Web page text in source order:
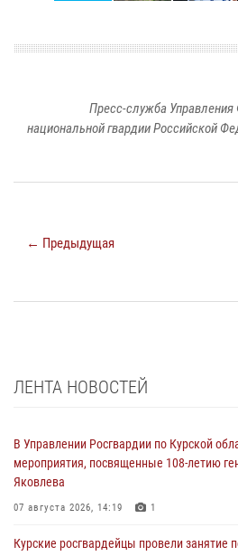
Пресс-служба
национальной гвардии Российской
← Предыдущая
ЛЕНТА НОВОСТЕЙ
В Управлении Росгвардии по Курской
мероприятия, посвященные 108-летию
Яковлева
07 августа 2026, 14:19 1
Курские росгвардейцы провели занятие